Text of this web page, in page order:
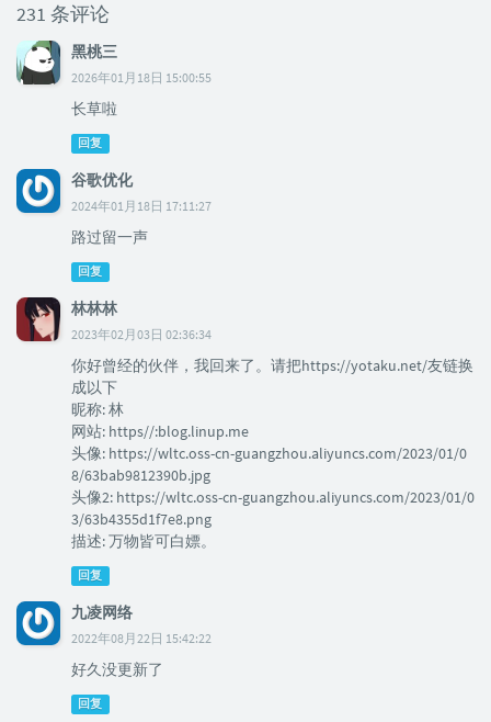
231 条评论
黑桃三
2026年01月18日 15:00:55
长草啦
回复
谷歌优化
2024年01月18日 17:11:27
路过留一声
回复
林林林
2023年02月03日 02:36:34
你好曾经的伙伴，我回来了。请把https://yotaku.net/友链换
成以下
昵称: 林
网站: https//:blog.linup.me
头像: https://wltc.oss-cn-guangzhou.aliyuncs.com/2023/01/0
8/63bab9812390b.jpg
头像2: https://wltc.oss-cn-guangzhou.aliyuncs.com/2023/01/0
3/63b4355d1f7e8.png
描述: 万物皆可白嫖。
回复
九凌网络
2022年08月22日 15:42:22
好久没更新了
回复